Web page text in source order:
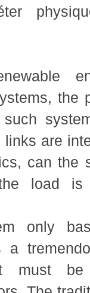
the
are
can the
load
only
a
must